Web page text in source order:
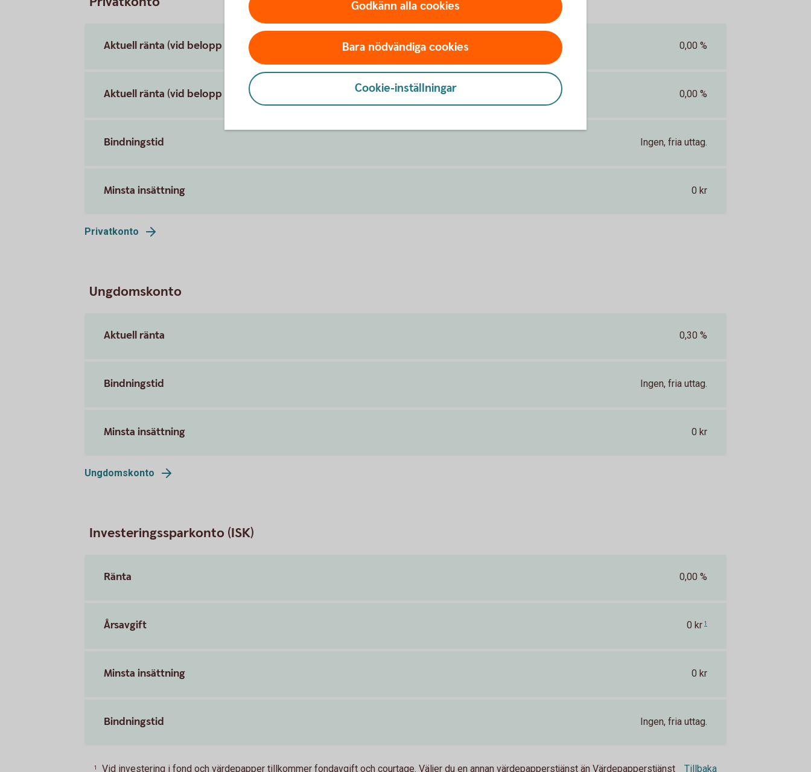
Aktuell ränta (vid belopp under 100 000 kr) 0,00 %
Aktuell ränta (vid belopp på minst 100 000 kr) 0,00 %
Bindningstid Ingen, fria uttag.
Minsta insättning 0 kr
Privatkonto
Ungdomskonto
Aktuell ränta 0,30 %
Bindningstid Ingen, fria uttag.
Minsta insättning 0 kr
Ungdomskonto
Investeringssparkonto (ISK)
Ränta 0,00 %
Årsavgift 0 kr 1
Minsta insättning 0 kr
Bindningstid Ingen, fria uttag.
1 Vid investering i fond och värdepapper tillkommer fondavgift och courtage. Väljer du en annan värdepapperstjänst än Värdepapperstjänst Tillbaka
Godkänn alla cookies
Bara nödvändiga cookies
Cookie-inställningar